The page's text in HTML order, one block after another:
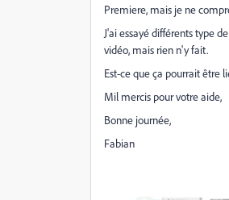
Premiere, mais je ne
J'ai essayé différents type
vidéo, mais rien n'y fait.
Est-ce que ça pourrait être
Mil mercis pour votre aide,
Bonne journée,
Fabian